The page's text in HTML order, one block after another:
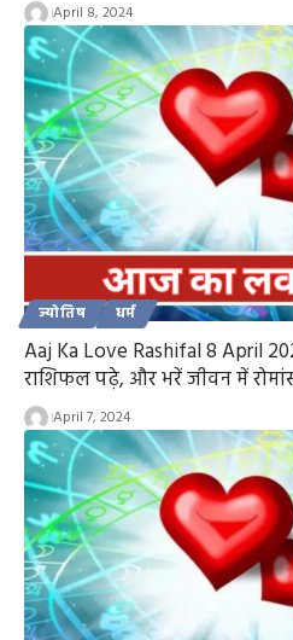
April 8, 2024
ज्योतिष धर्म
Aaj Ka Love Rashifal 8 April
राशिफल पढ़े, और भरें जीवन में
April 7, 2024